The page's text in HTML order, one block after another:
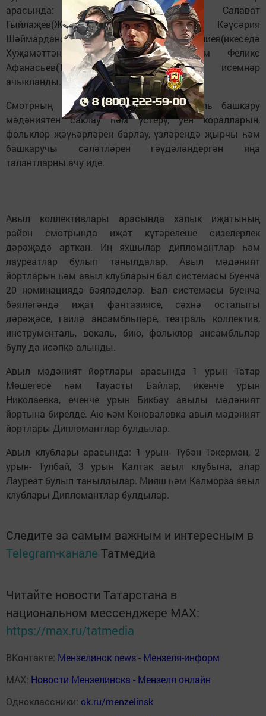
арасында: Эльвина Фаррахова(Аю), Салават
Гыйлаҗев(Җәмәк), зурлар арасында Кәүсәрия
Шәймарданова һәм Илназ Нургалиев(икеседә
Хуҗамәттән), Роза Насыйрова һәм Феликс
Афанасьев(Татар Мөшегесеннән) яңа исемнәр
ачыкланды.
Смотрның максаты-вокал һәм музыкаль башкару
мәдәниятен саклау һәм үстерү, уен коралларын,
фольклор җәүһәрләрен барлау, үзләрендә җырчы һәм
башкаручы сәләтләрен гәүдәләндергән яңа
талантларны ачу иде.
Авыл коллективлары арасында халык иҗатының
район смотрында иҗат күтәрелеше сизелерлек
дәрәҗәдә арткан. Иң яхшылар дипломантлар һәм
лауреатлар булып танылдалар. Авыл мәдәният
йортларын һәм авыл клубларын бал системасы буенча
20 номинациядә бәяләделәр. Бал системасы буенча
бәяләгәндә иҗат фантазиясе, сәхнә осталыгы
дәрәҗәсе, гаилә ансамбльләре, театраль коллектив,
инструменталь, вокаль, бию, фольклор ансамбльләр
булу да исәпкә алынды.
Авыл мәдәният йортлары арасында 1 урын Татар
Мөшегесе һәм Тауасты Байлар, икенче урын
Николаевка, өченче урын Бикбау авылы мәдәният
йортына бирелде. Аю һәм Коноваловка авыл мәдәният
йортлары Дипломантлар булдылар.
Авыл клублары арасында: 1 урын- Түбән Тәкермән, 2
урын- Тулбай, 3 урын Калтак авыл клубына, алар
Лауреат булып танылдылар. Мияш һәм Калморза авыл
клублары Дипломантлар булдылар.
Следите за самым важным и интересным в
Telegram-канале Татмедиа
Читайте новости Татарстана в
национальном мессенджере MАХ:
https://max.ru/tatmedia
ВКонтакте: Мензелинск news - Мензеля-информ
MAX: Новости Мензелинска - Мензеля онлайн
Одноклассники: ok.ru/menzelinsk